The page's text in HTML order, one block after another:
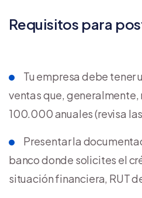
Requisitos para
Tu empresa debe tener
ventas que, generalmente,
100.000 anuales (revisa
Presentar la
banco donde solicites el
situación financiera, RUT